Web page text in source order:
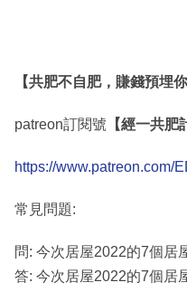
【共肥不自肥，賺錢預埋你
patreon訂閱號 【經一共肥
https://www.patreon.com/
常見問題:
問: 今次居屋2022的7個居
答: 今次居屋2022的7個居